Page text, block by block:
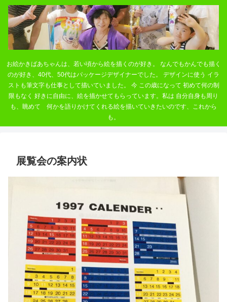
お絵かきばあちゃんは、若い頃から絵を描くのが好き。 なんでもかんでも描く
のが好き、40代、50代はパッケージデザイナーでした。 デザインに使う イラ
ストも筆文字も仕事として描いていました。 今 この歳になって 初めて何の制
限もなく 好きに自由に、絵を描かせてもらっています。私は 自分自身も周り
も、眺めて 何かを語りかけてくれる絵を描いていきたいのです、これから
も。
展覧会の案内状